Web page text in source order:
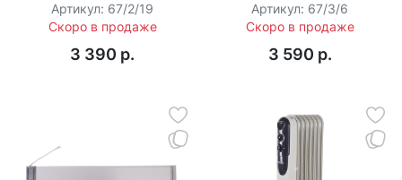
Артикул: 67/2/19
Скоро в продаже
3 390 p.
Артикул: 67/3/6
Скоро в продаже
3 590 p.